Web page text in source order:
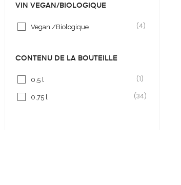
VIN VEGAN/BIOLOGIQUE
Vegan /Biologique (4)
CONTENU DE LA BOUTEILLE
0,5 l (1)
0,75 l (34)